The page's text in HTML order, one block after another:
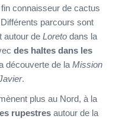
connaisseur de cactus
parcours sont
autour de Loreto dans la
des haltes dans les
découverte de la Mission
.
plus au Nord, à la
rupestresautour de la